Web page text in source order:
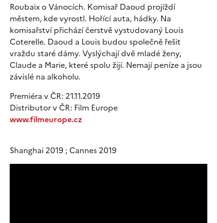
Roubaix o Vánocích. Komisař Daoud projíždí
městem, kde vyrostl. Hořící auta, hádky. Na
komisařství přichází čerstvě vystudovaný Louis
Coterelle. Daoud a Louis budou společně řešit
vraždu staré dámy. Vyslýchají dvě mladé ženy,
Claude a Marie, které spolu žijí. Nemají peníze a jsou
závislé na alkoholu.
Premiéra v ČR: 21.11.2019
Distributor v ČR: Film Europe
www.filmeurope.cz
Shanghai 2019 ; Cannes 2019